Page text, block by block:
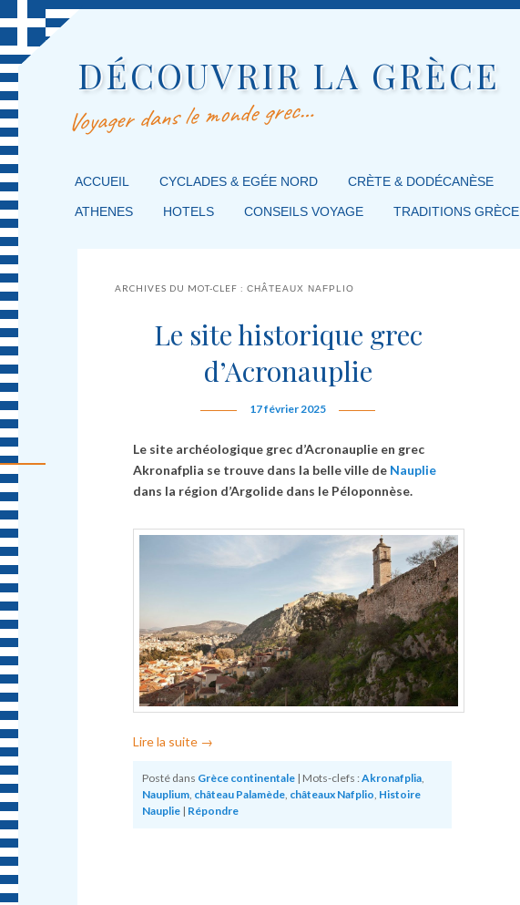
DÉCOUVRIR LA GRÈCE
Voyager dans le monde grec…
MENU PRINCIPAL
MASQUER LA NAVIGATION PRINCIPALE
MASQUER LA NAVIGATION SECONDAIRE
ACCUEIL CYCLADES & EGÉE NORD CRÈTE & DODÉCANÈSE
ATHENES HOTELS CONSEILS VOYAGE TRADITIONS GRÈCE
ARCHIVES DU MOT-CLEF :CHÂTEAUX NAFPLIO
Le site historique grec
d’Acronauplie
17 février 2025
Le site archéologique grec d’Acronauplie en grec
Akronafplia se trouve dans la belle ville de Nauplie
dans la région d’Argolide dans le Péloponnèse.
Lire la suite →
Posté dans Grèce continentale | Mots-clefs : Akronafplia,
Nauplium, château Palamède, châteaux Nafplio, Histoire
Nauplie | Répondre